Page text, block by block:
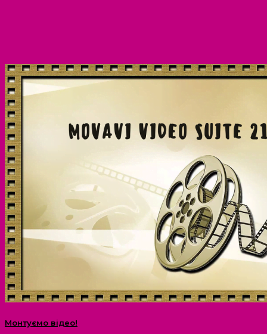
Монтуємо відео!